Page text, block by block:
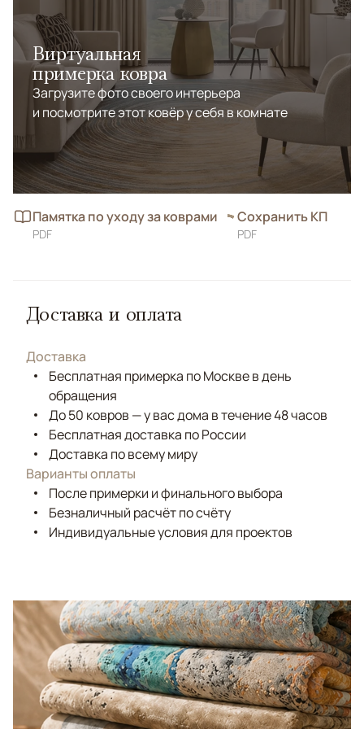
Виртуальная
примерка ковра
Загрузите фото своего интерьера
и посмотрите этот ковёр у себя в комнате
Памятка по уходу за коврами
PDF
Сохранить КП
PDF
Доставка и оплата
Доставка
Бесплатная примерка по Москве в день
обращения
До 50 ковров — у вас дома в течение 48 часов
Бесплатная доставка по России
Доставка по всему миру
Варианты оплаты
После примерки и финального выбора
Безналичный расчёт по счёту
Индивидуальные условия для проектов